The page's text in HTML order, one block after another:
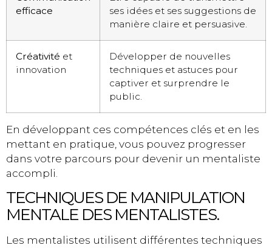
efficace
ses idées et ses suggestions de
manière claire et persuasive.
Créativité et
innovation
Développer de nouvelles
techniques et astuces pour
captiver et surprendre le
public.
En développant ces compétences clés et en les
mettant en pratique, vous pouvez progresser
dans votre parcours pour devenir un mentaliste
accompli.
TECHNIQUES DE MANIPULATION
MENTALE DES MENTALISTES.
Les mentalistes utilisent différentes techniques